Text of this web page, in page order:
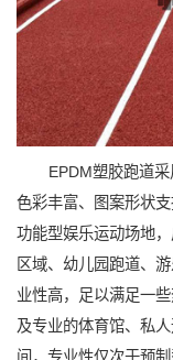
EPDM塑胶跑道
色彩丰富、图案形状
功能型娱乐运动场地
区域、幼儿园跑道、
业性高，足以满足一
及专业的体育馆、私